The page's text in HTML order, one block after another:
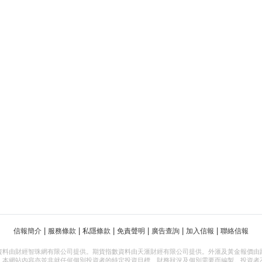
信報簡介 服務條款 私隱條款 免責聲明 廣告查詢 加入信報 聯絡信報
料由財經智珠網有限公司提供。期貨指數資料由天滙財經有限公司提供。外滙及黃金報價由
網站內容亦並非就任何個別投資者的特定投資目標、財務狀況及個別需要而編製。投資